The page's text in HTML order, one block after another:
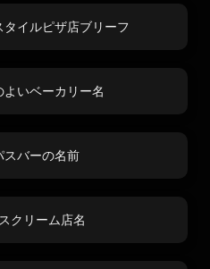
イルピザ店ブリーフ
よいベーカリー名
スバーの名前
クリーム店名